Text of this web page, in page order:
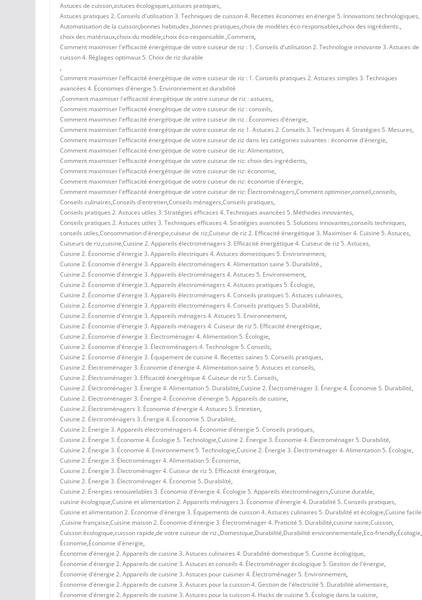
Astuces de cuisson,astuces écologiques,astuces pratiques,
Astuces pratiques 2. Conseils d'utilisation 3. Techniques de cuisson 4. Recettes économes en énergie 5. Innovations technologiques,
Automatisation de la cuisson,bonnes habitudes.,bonnes pratiques,choix de modèles éco-responsables,choix des ingrédients.,
choix des matériaux,choix du modèle,choix éco-responsable.,Comment,
Comment maximiser l'efficacité énergétique de votre cuiseur de riz : 1. Conseils d'utilisation 2. Technologie innovante 3. Astuces de
cuisson 4. Réglages optimaux 5. Choix de riz durable
,
Comment maximiser l'efficacité énergétique de votre cuiseur de riz : 1. Conseils pratiques 2. Astuces simples 3. Techniques
avancées 4. Économies d'énergie 5. Environnement et durabilité
,Comment maximiser l'efficacité énergétique de votre cuiseur de riz : astuces,
Comment maximiser l'efficacité énergétique de votre cuiseur de riz : conseils,
Comment maximiser l'efficacité énergétique de votre cuiseur de riz : Économies d'énergie,
Comment maximiser l'efficacité énergétique de votre cuiseur de riz 1. Astuces 2. Conseils 3. Techniques 4. Stratégies 5. Mesures,
Comment maximiser l'efficacité énergétique de votre cuiseur de riz dans les catégories suivantes : économie d'énergie,
Comment maximiser l'efficacité énergétique de votre cuiseur de riz: Alimentation,
Comment maximiser l'efficacité énergétique de votre cuiseur de riz: choix des ingrédients,
Comment maximiser l'efficacité énergétique de votre cuiseur de riz: économie,
Comment maximiser l'efficacité énergétique de votre cuiseur de riz: économie d'énergie,
Comment maximiser l'efficacité énergétique de votre cuiseur de riz: Électroménagers,Comment optimiser,conseil,conseils,
Conseils culinaires,Conseils d'entretien,Conseils ménagers,Conseils pratiques,
Conseils pratiques 2. Astuces utiles 3. Stratégies efficaces 4. Techniques avancées 5. Méthodes innovantes,
Conseils pratiques 2. Astuces utiles 3. Techniques efficaces 4. Stratégies avancées 5. Solutions innovantes,conseils techniques,
conseils utiles,Consommation d'énergie,cuiseur de riz,Cuiseur de riz 2. Efficacité énergétique 3. Maximiser 4. Cuisine 5. Astuces,
Cuiseurs de riz,cuisine,Cuisine 2. Appareils électroménagers 3. Efficacité énergétique 4. Cuiseur de riz 5. Astuces,
Cuisine 2. Économie d'énergie 3. Appareils électriques 4. Astuces domestiques 5. Environnement,
Cuisine 2. Économie d'énergie 3. Appareils électroménagers 4. Alimentation saine 5. Durabilité.,
Cuisine 2. Économie d'énergie 3. Appareils électroménagers 4. Astuces 5. Environnement,
Cuisine 2. Économie d'énergie 3. Appareils électroménagers 4. Astuces pratiques 5. Écologie,
Cuisine 2. Économie d'énergie 3. Appareils électroménagers 4. Conseils pratiques 5. Astuces culinaires,
Cuisine 2. Économie d'énergie 3. Appareils électroménagers 4. Conseils pratiques 5. Durabilité,
Cuisine 2. Économie d'énergie 3. Appareils ménagers 4. Astuces 5. Environnement,
Cuisine 2. Économie d'énergie 3. Appareils ménagers 4. Cuiseur de riz 5. Efficacité énergétique,
Cuisine 2. Économie d'énergie 3. Électroménager 4. Alimentation 5. Écologie,
Cuisine 2. Économie d'énergie 3. Électroménagers 4. Technologie 5. Conseils,
Cuisine 2. Économie d'énergie 3. Équipement de cuisine 4. Recettes saines 5. Conseils pratiques,
Cuisine 2. Électroménager 3. Économie d'énergie 4. Alimentation saine 5. Astuces et conseils,
Cuisine 2. Électroménager 3. Efficacité énergétique 4. Cuiseur de riz 5. Conseils,
Cuisine 2. Électroménager 3. Énergie 4. Alimentation 5. Durabilité,Cuisine 2. Électroménager 3. Énergie 4. Économie 5. Durabilité,
Cuisine 2. Electroménager 3. Énergie 4. Économie d'énergie 5. Appareils de cuisine,
Cuisine 2. Électroménagers 3. Économie d'énergie 4. Astuces 5. Entretien,
Cuisine 2. Électroménagers 3. Énergie 4. Économie 5. Durabilité,
Cuisine 2. Énergie 3. Appareils électroménagers 4. Économie d'énergie 5. Conseils pratiques,
Cuisine 2. Énergie 3. Économie 4. Écologie 5. Technologie,Cuisine 2. Énergie 3. Économie 4. Électroménager 5. Durabilité,
Cuisine 2. Énergie 3. Économie 4. Environnement 5. Technologie,Cuisine 2. Énergie 3. Électroménager 4. Alimentation 5. Écologie,
Cuisine 2. Énergie 3. Électroménager 4. Alimentation 5. Économie,
Cuisine 2. Énergie 3. Électroménager 4. Cuiseur de riz 5. Efficacité énergétique,
Cuisine 2. Énergie 3. Électroménager 4. Économie 5. Durabilité,
Cuisine 2. Énergies renouvelables 3. Économie d'énergie 4. Écologie 5. Appareils électroménagers,Cuisine durable,
cuisine écologique,Cuisine et alimentation 2. Appareils ménagers 3. Économie d'énergie 4. Durabilité 5. Conseils pratiques,
Cuisine et alimentation 2. Économie d'énergie 3. Équipements de cuisson 4. Astuces culinaires 5. Durabilité et écologie,Cuisine facile
,Cuisine française,Cuisine maison 2. Économie d'énergie 3. Électroménager 4. Praticité 5. Durabilité,cuisine saine,Cuisson,
Cuisson écologique,cuisson rapide,de votre cuiseur de riz.,Domestique,Durabilité,Durabilité environnementale,Eco-friendly,Écologie,
Économie,Économie d'énergie,
Économie d'énergie 2. Appareils de cuisine 3. Astuces culinaires 4. Durabilité domestique 5. Cuisine écologique,
Économie d'énergie 2. Appareils de cuisine 3. Astuces et conseils 4. Électroménager écologique 5. Gestion de l'énergie,
Économie d'énergie 2. Appareils de cuisine 3. Astuces pour cuisiner 4. Électroménager 5. Environnement,
Économie d'énergie 2. Appareils de cuisine 3. Astuces pour la cuisson 4. Gestion de l'électricité 5. Durabilité alimentaire,
Économie d'énergie 2. Appareils de cuisine 3. Astuces pour la cuisson 4. Hacks de cuisine 5. Écologie dans la cuisine,